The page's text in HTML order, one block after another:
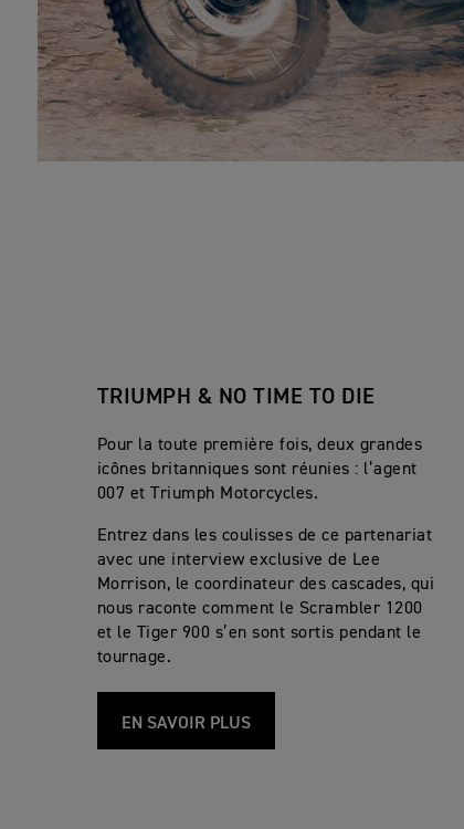
TRIUMPH & NO TIME TO DIE
Pour la toute première fois, deux grandes
icônes britanniques sont réunies : l’agent
007 et Triumph Motorcycles.
Entrez dans les coulisses de ce partenariat
avec une interview exclusive de Lee
Morrison, le coordinateur des cascades, qui
nous raconte comment le Scrambler 1200
et le Tiger 900 s’en sont sortis pendant le
tournage.
EN SAVOIR PLUS